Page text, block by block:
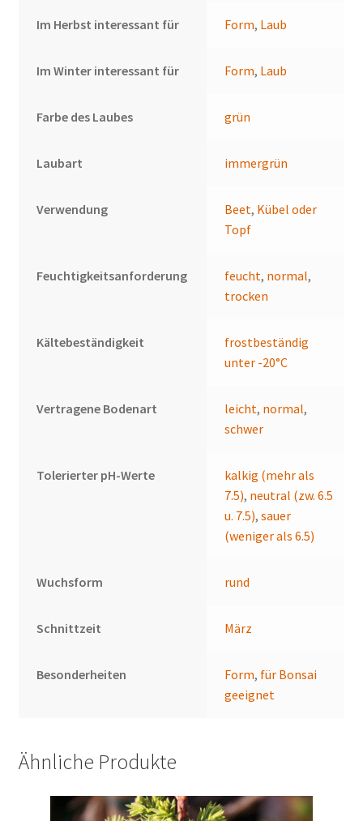
Im Herbst interessant für Form, Laub
Im Winter interessant für Form, Laub
Farbe des Laubes grün
Laubart immergrün
Verwendung Beet, Kübel oder
Topf
Feuchtigkeitsanforderung feucht, normal,
trocken
Kältebeständigkeit
frostbeständig
unter -20°C
Vertragene Bodenart leicht, normal,
schwer
Tolerierter pH-Werte
kalkig (mehr als
7.5), neutral (zw. 6.5
u. 7.5),sauer
(weniger als 6.5)
Wuchsform rund
Schnittzeit März
Besonderheiten Form, für Bonsai
geeignet
Ähnliche Produkte